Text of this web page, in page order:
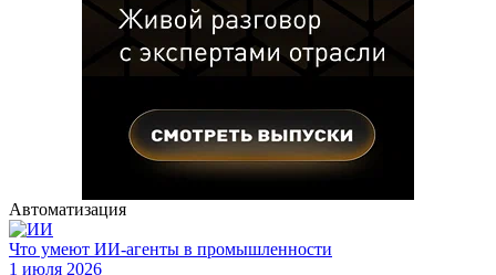
Автоматизация
Что умеют ИИ-агенты в промышленности
1 июля 2026